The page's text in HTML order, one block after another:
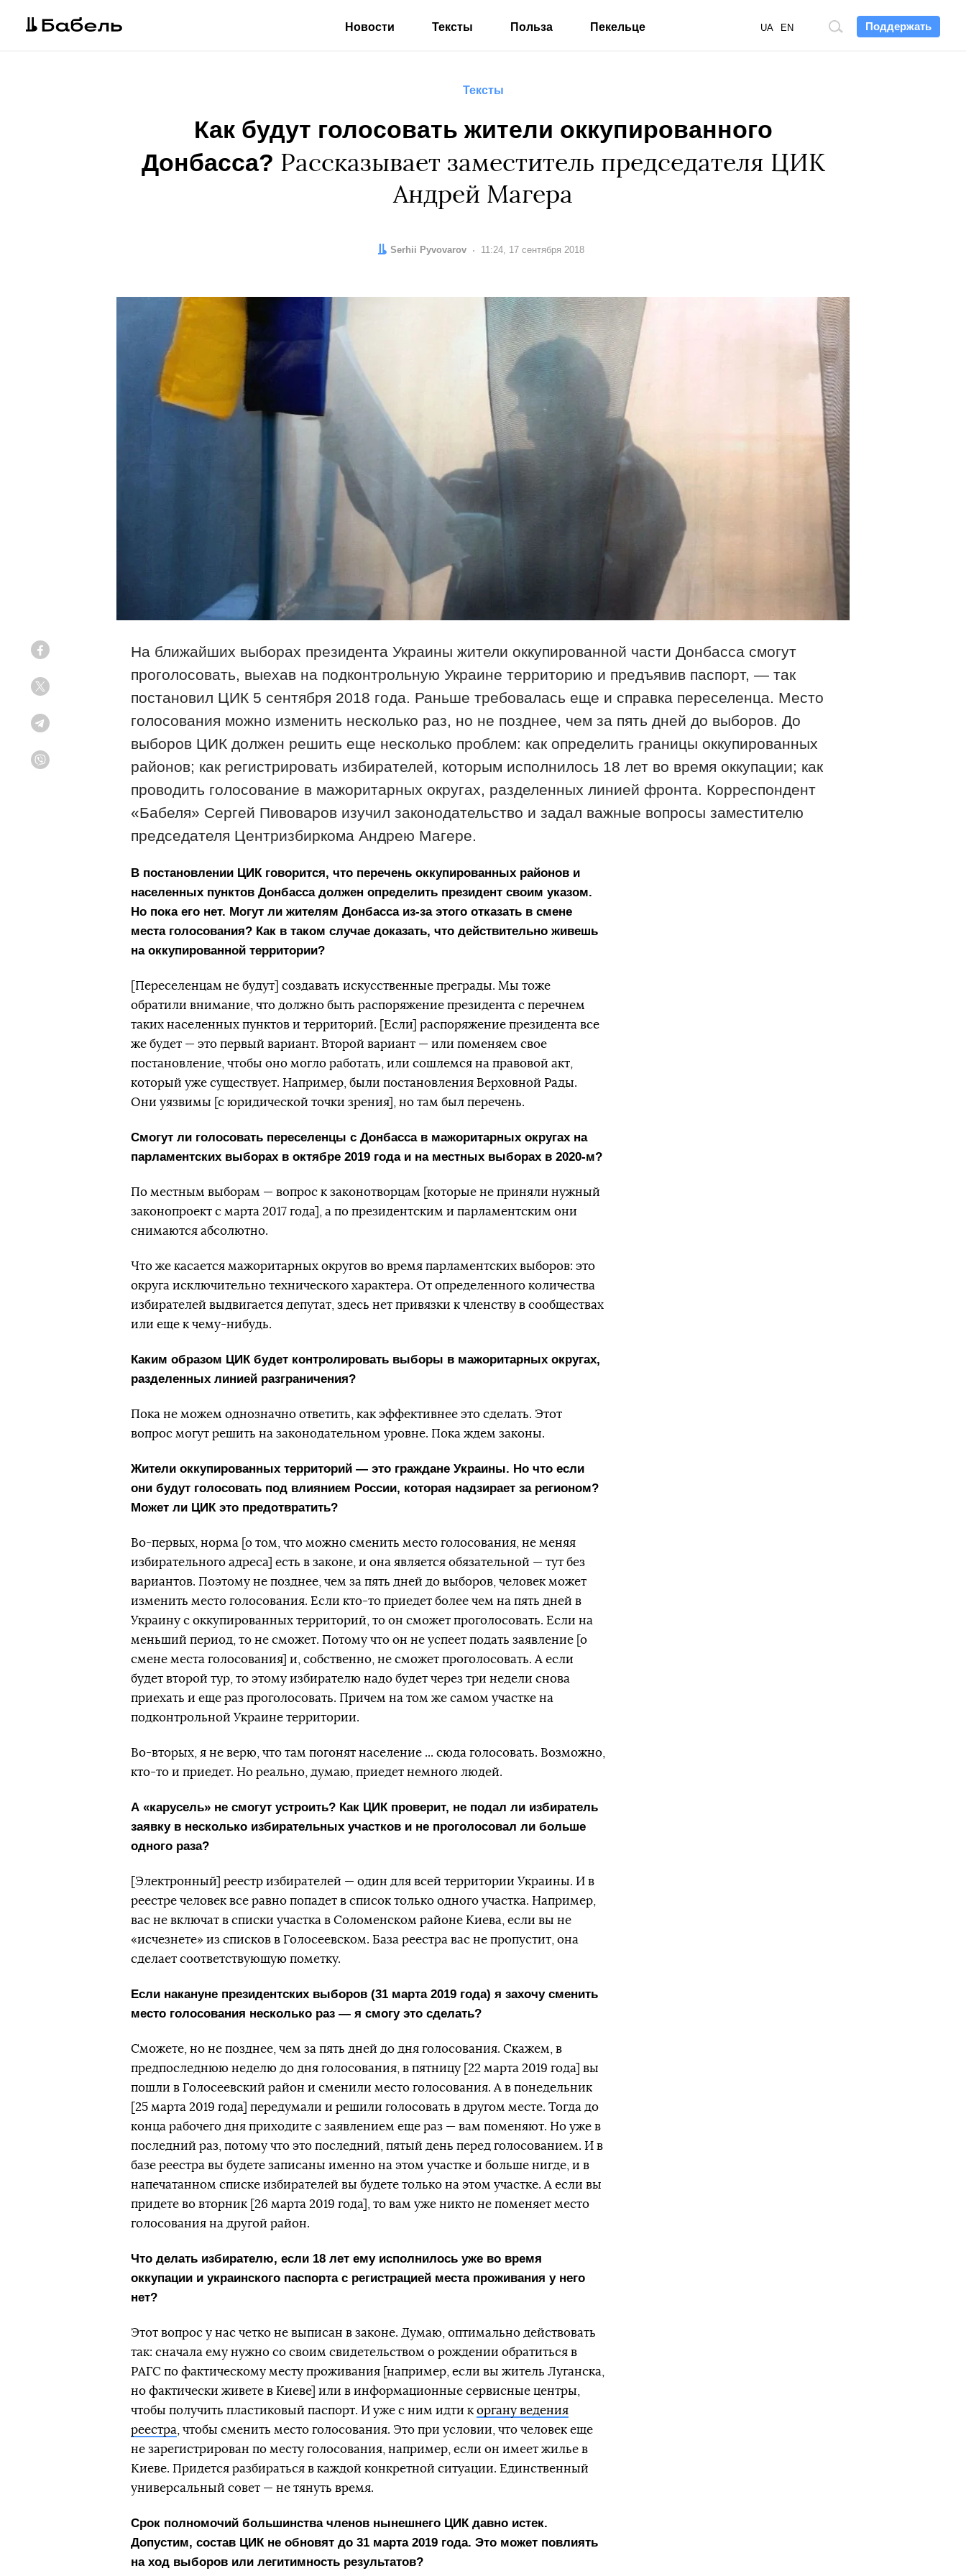
Поддержать
Поиск
UA EN
Новости Тексты Польза Пекельце
Тексты
Как будут голосовать жители оккупированного
Донбасса? Рассказывает заместитель председателя ЦИК
Андрей Магера
Автор:
Serhii Pyvovarov Дата:
11:24, 17 сентября 2018
На ближайших выборах президента Украины жители оккупированной части Донбасса смогут
проголосовать, выехав на подконтрольную Украине территорию и предъявив паспорт, — так
постановил ЦИК 5 сентября 2018 года. Раньше требовалась еще и справка переселенца. Место
голосования можно изменить несколько раз, но не позднее, чем за пять дней до выборов. До
выборов ЦИК должен решить еще несколько проблем: как определить границы оккупированных
районов; как регистрировать избирателей, которым исполнилось 18 лет во время оккупации; как
проводить голосование в мажоритарных округах, разделенных линией фронта. Корреспондент
«Бабеля» Сергей Пивоваров изучил законодательство и задал важные вопросы заместителю
председателя Центризбиркома Андрею Магере.
В постановлении ЦИК говорится, что перечень оккупированных районов и
населенных пунктов Донбасса должен определить президент своим указом.
Но пока его нет. Могут ли жителям Донбасса из-за этого отказать в смене
места голосования? Как в таком случае доказать, что действительно живешь
на оккупированной территории?
[Переселенцам не будут] создавать искусственные преграды. Мы тоже
обратили внимание, что должно быть распоряжение президента с перечнем
таких населенных пунктов и территорий. [Если] распоряжение президента все
же будет — это первый вариант. Второй вариант — или поменяем свое
постановление, чтобы оно могло работать, или сошлемся на правовой акт,
который уже существует. Например, были постановления Верховной Рады.
Они уязвимы [с юридической точки зрения], но там был перечень.
Смогут ли голосовать переселенцы с Донбасса в мажоритарных округах на
парламентских выборах в октябре 2019 года и на местных выборах в 2020-м?
По местным выборам — вопрос к законотворцам [которые не приняли нужный
законопроект с марта 2017 года], а по президентским и парламентским они
снимаются абсолютно.
Что же касается мажоритарных округов во время парламентских выборов: это
округа исключительно технического характера. От определенного количества
избирателей выдвигается депутат, здесь нет привязки к членству в сообществах
или еще к чему-нибудь.
Каким образом ЦИК будет контролировать выборы в мажоритарных округах,
разделенных линией разграничения?
Пока не можем однозначно ответить, как эффективнее это сделать. Этот
вопрос могут решить на законодательном уровне. Пока ждем законы.
Жители оккупированных территорий — это граждане Украины. Но что если
они будут голосовать под влиянием России, которая надзирает за регионом?
Может ли ЦИК это предотвратить?
Во-первых, норма [о том, что можно сменить место голосования, не меняя
избирательного адреса] есть в законе, и она является обязательной — тут без
вариантов. Поэтому не позднее, чем за пять дней до выборов, человек может
изменить место голосования. Если кто-то приедет более чем на пять дней в
Украину с оккупированных территорий, то он сможет проголосовать. Если на
меньший период, то не сможет. Потому что он не успеет подать заявление [о
смене места голосования] и, собственно, не сможет проголосовать. А если
будет второй тур, то этому избирателю надо будет через три недели снова
приехать и еще раз проголосовать. Причем на том же самом участке на
подконтрольной Украине территории.
Во-вторых, я не верю, что там погонят население ... сюда голосовать. Возможно,
кто-то и приедет. Но реально, думаю, приедет немного людей.
А «карусель» не смогут устроить? Как ЦИК проверит, не подал ли избиратель
заявку в несколько избирательных участков и не проголосовал ли больше
одного раза?
[Электронный] реестр избирателей — один для всей территории Украины. И в
реестре человек все равно попадет в список только одного участка. Например,
вас не включат в списки участка в Соломенском районе Киева, если вы не
«исчезнете» из списков в Голосеевском. База реестра вас не пропустит, она
сделает соответствующую пометку.
Если накануне президентских выборов (31 марта 2019 года) я захочу сменить
место голосования несколько раз — я смогу это сделать?
Сможете, но не позднее, чем за пять дней до дня голосования. Скажем, в
предпоследнюю неделю до дня голосования, в пятницу [22 марта 2019 года] вы
пошли в Голосеевский район и сменили место голосования. А в понедельник
[25 марта 2019 года] передумали и решили голосовать в другом месте. Тогда до
конца рабочего дня приходите с заявлением еще раз — вам поменяют. Но уже в
последний раз, потому что это последний, пятый день перед голосованием. И в
базе реестра вы будете записаны именно на этом участке и больше нигде, и в
напечатанном списке избирателей вы будете только на этом участке. А если вы
придете во вторник [26 марта 2019 года], то вам уже никто не поменяет место
голосования на другой район.
Что делать избирателю, если 18 лет ему исполнилось уже во время
оккупации и украинского паспорта с регистрацией места проживания у него
нет?
Этот вопрос у нас четко не выписан в законе. Думаю, оптимально действовать
так: сначала ему нужно со своим свидетельством о рождении обратиться в
РАГС по фактическому месту проживания [например, если вы житель Луганска,
но фактически живете в Киеве] или в информационные сервисные центры,
чтобы получить пластиковый паспорт. И уже с ним идти к органу ведения
реестра , чтобы сменить место голосования. Это при условии, что человек еще
не зарегистрирован по месту голосования, например, если он имеет жилье в
Киеве. Придется разбираться в каждой конкретной ситуации. Единственный
универсальный совет — не тянуть время.
Срок полномочий большинства членов нынешнего ЦИК давно истек.
Допустим, состав ЦИК не обновят до 31 марта 2019 года. Это может повлиять
на ход выборов или легитимность результатов?